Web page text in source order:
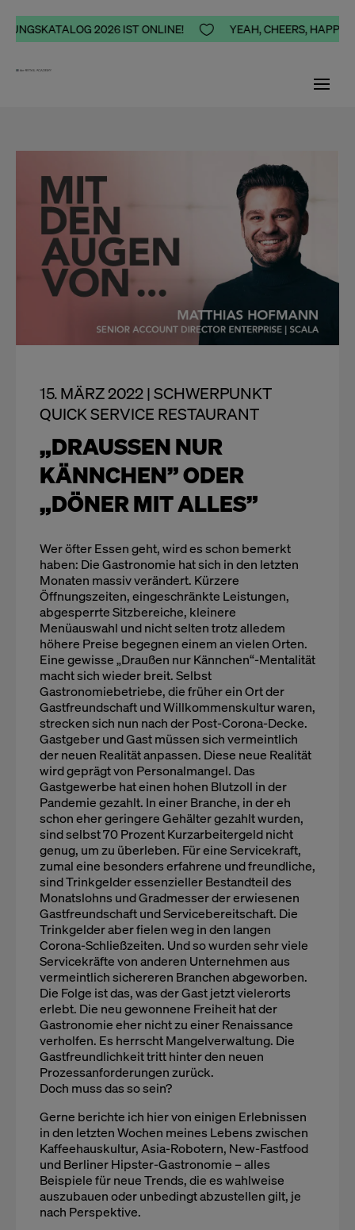
2026 IST ONLINE!  YEAH, CHEERS, HAPPINESS -
15. MÄRZ 2022 | SCHWERPUNKT
QUICK SERVICE RESTAURANT
„DRAUSSEN NUR K
ÄNNCHEN” ODER „
DÖNER MIT ALLES”
Wer öfter Essen geht, wird es schon bemerkt
haben: Die Gastronomie hat sich in den letzten
Monaten massiv verändert. Kürzere
Öffnungszeiten, eingeschränkte Leistungen,
abgesperrte Sitzbereiche, kleinere
Menüauswahl und nicht selten trotz alledem
höhere Preise begegnen einem an vielen Orten.
Eine gewisse „Draußen nur Kännchen“-Mentalität
macht sich wieder breit. Selbst
Gastronomiebetriebe, die früher ein Ort der
Gastfreundschaft und Willkommenskultur waren,
strecken sich nun nach der Post-Corona-Decke.
Gastgeber und Gast müssen sich vermeintlich
der neuen Realität anpassen. Diese neue Realität
wird geprägt von Personalmangel. Das
Gastgewerbe hat einen hohen Blutzoll in der
Pandemie gezahlt. In einer Branche, in der eh
schon eher geringere Gehälter gezahlt wurden,
sind selbst 70 Prozent Kurzarbeitergeld nicht
genug, um zu überleben. Für eine Servicekraft,
zumal eine besonders erfahrene und freundliche,
sind Trinkgelder essenzieller Bestandteil des
Monatslohns und Gradmesser der erwiesenen
Gastfreundschaft und Servicebereitschaft. Die
Trinkgelder aber fielen weg in den langen
Corona-Schließzeiten. Und so wurden sehr viele
Servicekräfte von anderen Unternehmen aus
vermeintlich sichereren Branchen abgeworben.
Die Folge ist das, was der Gast jetzt vielerorts
erlebt. Die neu gewonnene Freiheit hat der
Gastronomie eher nicht zu einer Renaissance
verholfen. Es herrscht Mangelverwaltung. Die
Gastfreundlichkeit tritt hinter den neuen
Prozessanforderungen zurück.
Doch muss das so sein?
Gerne berichte ich hier von einigen Erlebnissen
in den letzten Wochen meines Lebens zwischen
Kaffeehauskultur, Asia-Robotern, New-Fastfood
und Berliner Hipster-Gastronomie – alles
Beispiele für neue Trends, die es wahlweise
auszubauen oder unbedingt abzustellen gilt, je
nach Perspektive.